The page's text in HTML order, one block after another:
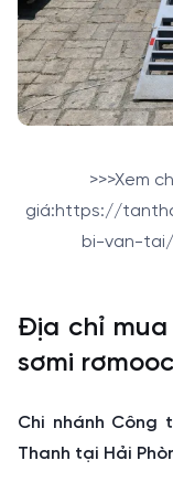
>>>Xem
giá:https://
bi-van-
Địa chỉ
sơmi
Chi nhánh Công
Thanh tại Hải